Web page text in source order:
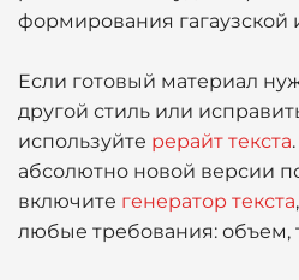
формирования гагаузской
Если готовый материал
другой стиль или
используйте рерайт текста
абсолютно новой версии
включите генератор текста
любые требования: объем,